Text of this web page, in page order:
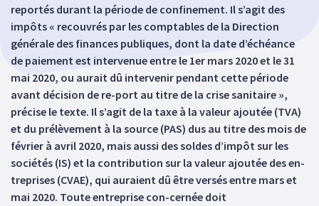
reportés durant la période de confinement. Il s’agit des
impôts « recouvrés par les comptables de la Direction
générale des finances publiques, dont la date d’échéance
de paiement est intervenue entre le 1er mars 2020 et le 31
mai 2020, ou aurait dû intervenir pendant cette période
avant décision de re-port au titre de la crise sanitaire »,
précise le texte. Il s’agit de la taxe à la valeur ajoutée (TVA)
et du prélèvement à la source (PAS) dus au titre des mois de
février à avril 2020, mais aussi des soldes d’impôt sur les
sociétés (IS) et la contribution sur la valeur ajoutée des en-
treprises (CVAE), qui auraient dû être versés entre mars et
mai 2020. Toute entreprise con-cernée doit